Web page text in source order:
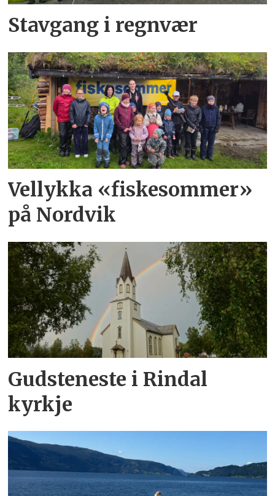
Stavgang i regnvær
Vellykka «fiskesommer»
på Nordvik
Gudsteneste i Rindal
kyrkje